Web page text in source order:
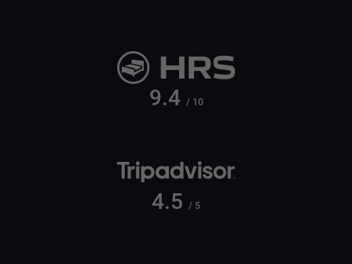
9.4 / 10
4.5 / 5